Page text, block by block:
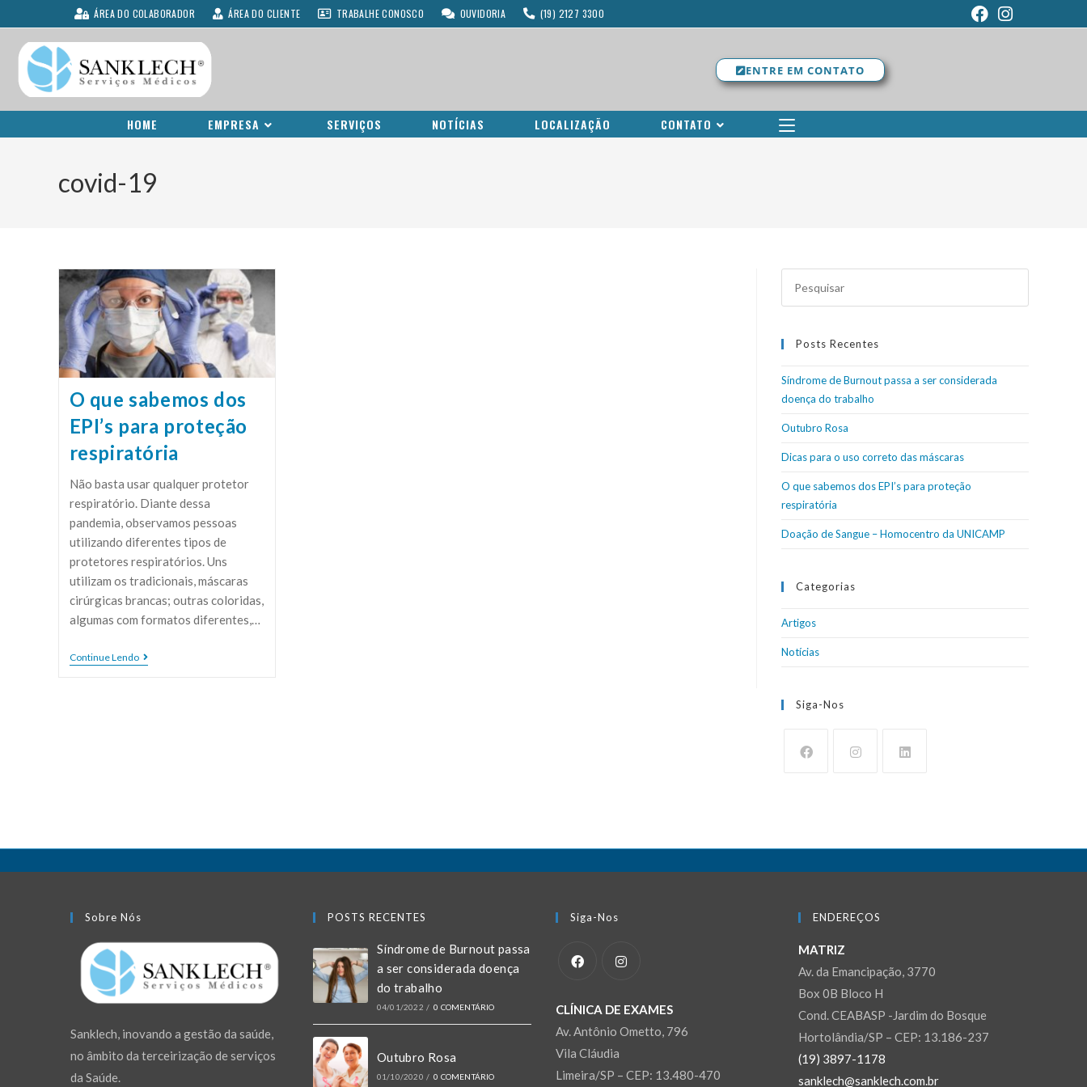
ÁREA DO COLABORADOR ÁREA DO CLIENTE TRABALHE CONOSCO OUVIDORIA (19) 2127 3300
ENTRE EM CONTATO
HOME EMPRESA SERVIÇOS NOTÍCIAS LOCALIZAÇÃO CONTATO
covid-19
O que sabemos dos
EPI’s para proteção
respiratória
Não basta usar qualquer protetor
respiratório. Diante dessa
pandemia, observamos pessoas
utilizando diferentes tipos de
protetores respiratórios. Uns
utilizam os tradicionais, máscaras
cirúrgicas brancas; outras coloridas,
algumas com formatos diferentes,…
Continue Lendo
Posts Recentes
Síndrome de Burnout passa a ser considerada
doença do trabalho
Outubro Rosa
Dicas para o uso correto das máscaras
O que sabemos dos EPI’s para proteção
respiratória
Doação de Sangue – Homocentro da UNICAMP
Categorias
Artigos
Notícias
Siga-Nos
Sobre Nós
Sanklech, inovando a gestão da saúde,
no âmbito da terceirização de serviços
da Saúde.
POSTS RECENTES
Síndrome de Burnout passa
a ser considerada doença
do trabalho
04/01/2022 / 0 COMENTÁRIO
Outubro Rosa
01/10/2020 / 0 COMENTÁRIO
Siga-Nos
CLÍNICA DE EXAMES
Av. Antônio Ometto, 796
Vila Cláudia
Limeira/SP – CEP: 13.480-470
ENDEREÇOS
MATRIZ
Av. da Emancipação, 3770
Box 0B Bloco H
Cond. CEABASP -Jardim do Bosque
Hortolândia/SP – CEP: 13.186-237
(19) 3897-1178
sanklech@sanklech.com.br